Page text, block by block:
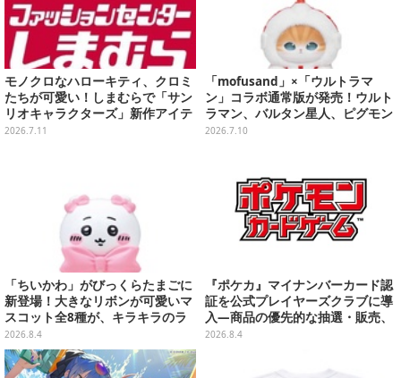
モノクロなハローキティ、クロミ
たちが可愛い！しまむらで「サン
リオキャラクターズ」新作アイテ
ムが発売、マスコットやポーチ各
2026.7.11
「mofusand」×「ウルトラマ
ン」コラボ通常版が発売！ウルト
ラマン、バルタン星人、ピグモン
のコスチュームを着た“にゃん
2026.7.10
「ちいかわ」がびっくらたまごに
新登場！大きなリボンが可愛いマ
スコット全8種が、キラキラのラ
メ入り入浴剤から飛び出す
2026.8.4
『ポケカ』マイナンバーカード認
証を公式プレイヤーズクラブに導
入―商品の優先的な抽選・販売、
公式大会への参加申し込みに活用
2026.8.4